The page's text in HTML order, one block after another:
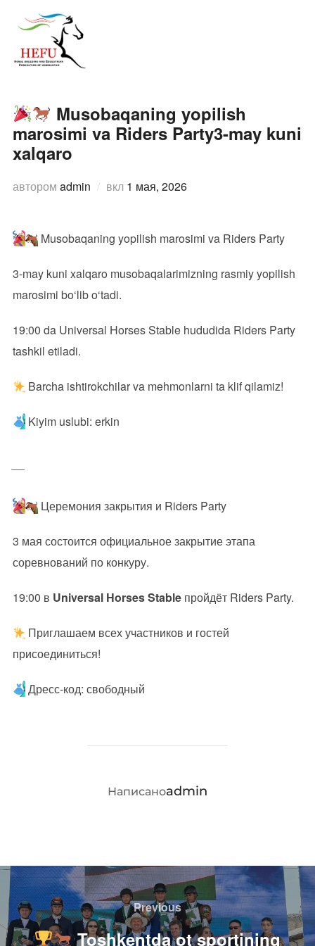
содержимому
Musobaqaning yopilish
marosimi va Riders Party3-may kuni
xalqaro
автором admin вкл Опубликовано
1 мая, 2026
Musobaqaning yopilish marosimi va Riders Party
3-may kuni xalqaro musobaqalarimizning rasmiy yopilish
marosimi bo‘lib o‘tadi.
19:00 da Universal Horses Stable hududida Riders Party
tashkil etiladi.
Barcha ishtirokchilar va mehmonlarni ta klif qilamiz!
Kiyim uslubi: erkin
Церемония закрытия и Riders Party
3 мая состоится официальное закрытие этапа
соревнований по конкуру.
19:00 в Universal Horses Stableпройдёт Riders Party.
Приглашаем всех участников и гостей
присоединиться!
Дресс-код: свободный
АВТОР ЗАПИСИ
Написаноadmin
Навигация
по
записям
Previous
Previous
Toshkentda ot sportining